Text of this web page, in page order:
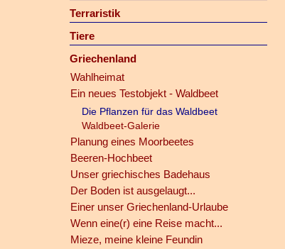
Terraristik
Tiere
Griechenland
Wahlheimat
Ein neues Testobjekt - Waldbeet
Die Pflanzen für das Waldbeet
Waldbeet-Galerie
Planung eines Moorbeetes
Beeren-Hochbeet
Unser griechisches Badehaus
Der Boden ist ausgelaugt...
Einer unser Griechenland-Urlaube
Wenn eine(r) eine Reise macht...
Mieze, meine kleine Feundin